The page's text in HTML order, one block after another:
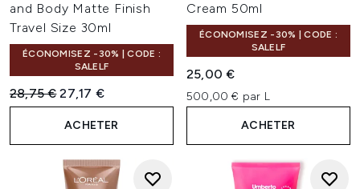
and Body Matte Finish
Travel Size 30ml
ÉCONOMISEZ -30% | CODE :
SALELF
Prix de vente :
28,75 €Prix ​​actuel :
27,17 €
ACHETER
Cream 50ml
ÉCONOMISEZ -30% | CODE :
SALELF
25,00 €
500,00 € par L
ACHETER